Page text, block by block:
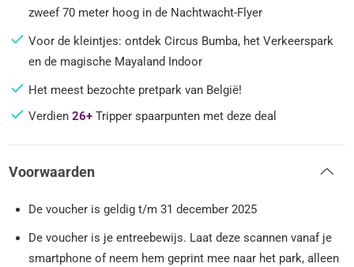
zweef 70 meter hoog in de Nachtwacht-Flyer
Voor de kleintjes: ontdek Circus Bumba, het Verkeerspark
en de magische Mayaland Indoor
Het meest bezochte pretpark van België!
Verdien26+ Tripper spaarpunten met deze deal
Voorwaarden
De voucher is geldig t/m 31 december 2025
De voucher is je entreebewijs. Laat deze scannen vanaf je
smartphone of neem hem geprint mee naar het park, alleen